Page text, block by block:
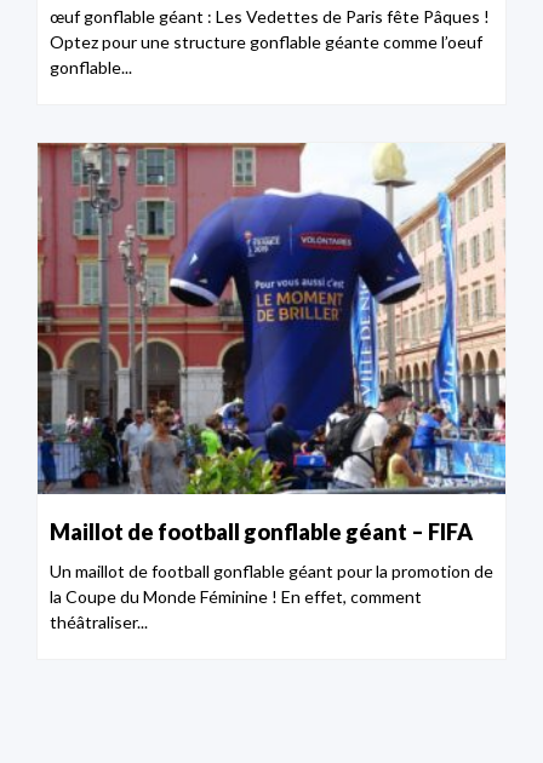
œuf gonflable géant : Les Vedettes de Paris fête Pâques !
Optez pour une structure gonflable géante comme l’oeuf
gonflable...
Maillot de football gonflable géant – FIFA
Un maillot de football gonflable géant pour la promotion de
la Coupe du Monde Féminine ! En effet, comment
théâtraliser...